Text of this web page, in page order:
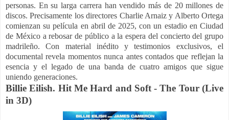
personas. En su larga carrera han vendido más de 20 millones de
discos. Precisamente los directores Charlie Arnaiz y Alberto Ortega
comienzan su película en abril de 2025, con un estadio en Ciudad
de México a rebosar de público a la espera del concierto del grupo
madrileño. Con material inédito y testimonios exclusivos, el
documental revela momentos nunca antes contados que reflejan la
esencia y el legado de una banda de cuatro amigos que sigue
uniendo generaciones.
Billie Eilish. Hit Me Hard and Soft - The Tour (Live
in 3D)